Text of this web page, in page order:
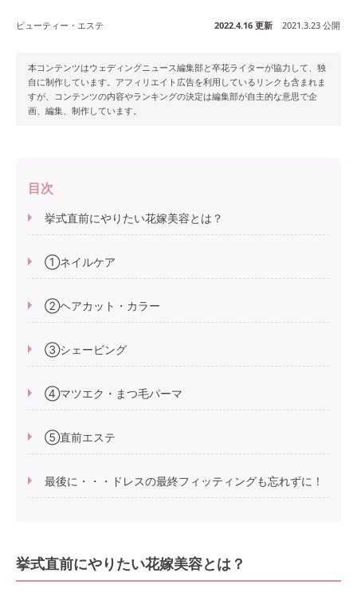
ビューティー・エステ 2022.4.16 更新 2021.3.23 公開
本コンテンツはウェディングニュース編集部と卒花ライターが協力して、独
自に制作しています。アフィリエイト広告を利用しているリンクも含まれま
すが、コンテンツの内容やランキングの決定は編集部が自主的な意思で企
画、編集、制作しています。
目次
挙式直前にやりたい花嫁美容とは？
①ネイルケア
②ヘアカット・カラー
③シェービング
④マツエク・まつ毛パーマ
⑤直前エステ
最後に・・・ドレスの最終フィッティングも忘れずに！
挙式直前にやりたい花嫁美容とは？